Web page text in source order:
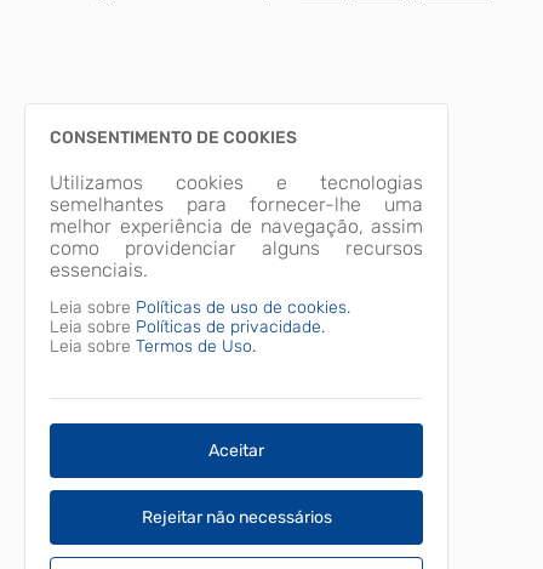
Modalidade MÚSICA
https://forms.gle/yStyCdZqkwrs3KbVA
Modalidade POESIA
https://forms.gle/tgp2cg6UrTwcx1gr7
CONSENTIMENTO DE COOKIES
Utilizamos cookies e tecnologias
semelhantes para fornecer-lhe uma
melhor experiência de navegação, assim
como providenciar alguns recursos
essenciais.
Leia sobre Políticas de uso de cookies.
Leia sobre Políticas de privacidade.
Leia sobre Termos de Uso.
Aceitar
Rejeitar não necessários